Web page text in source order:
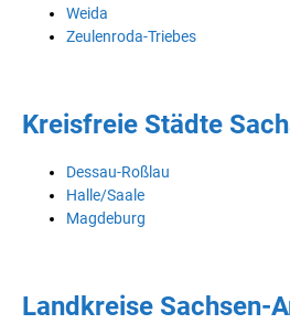
Weida
Zeulenroda-Triebes
Kreisfreie Städte
Dessau-Roßlau
Halle/Saale
Magdeburg
Landkreise Sachsen-